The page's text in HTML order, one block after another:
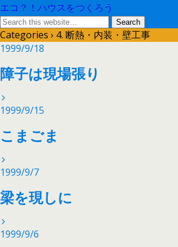
エコ？！ハウスをつくろう
Categories › 4. 断熱・内装・壁工事
1999/9/18
障子は現場張り
1999/9/15
こまごま
1999/9/7
梁を現しに
1999/9/6